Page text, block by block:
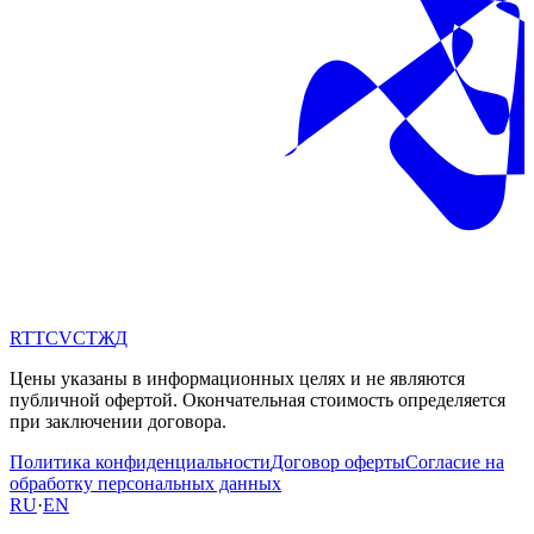
RTTCVCТЖД
Цены указаны в информационных целях и не являются
публичной офертой. Окончательная стоимость определяется
при заключении договора.
Политика конфиденциальностиДоговор офертыСогласие на
обработку персональных данных
RU·EN